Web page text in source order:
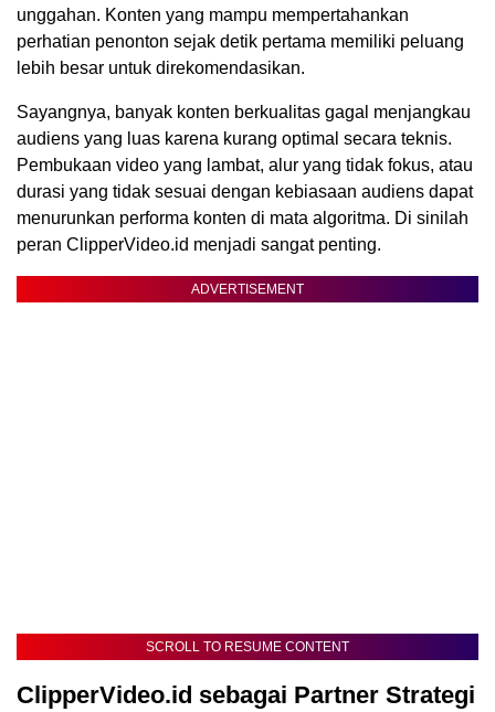
unggahan. Konten yang mampu mempertahankan
perhatian penonton sejak detik pertama memiliki peluang
lebih besar untuk direkomendasikan.
Sayangnya, banyak konten berkualitas gagal menjangkau
audiens yang luas karena kurang optimal secara teknis.
Pembukaan video yang lambat, alur yang tidak fokus, atau
durasi yang tidak sesuai dengan kebiasaan audiens dapat
menurunkan performa konten di mata algoritma. Di sinilah
peran ClipperVideo.id menjadi sangat penting.
ADVERTISEMENT
SCROLL TO RESUME CONTENT
ClipperVideo.id sebagai Partner Strategi